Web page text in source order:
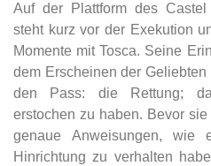
Auf der Plattform des Castel
steht kurz vor der Exekution
Momente mit Tosca. Seine
dem Erscheinen der
den Pass: die Rettung;
erstochen zu haben. Bevor
genaue Anweisungen, wie
Hinrichtung zu verhalten